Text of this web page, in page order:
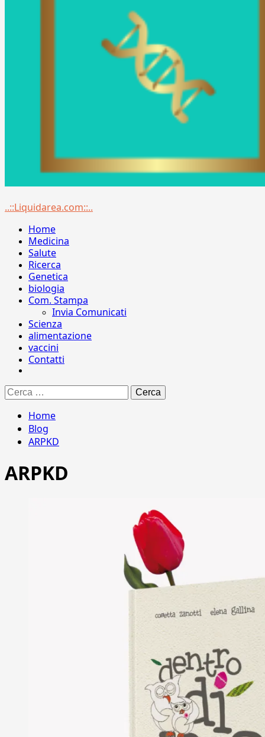
Menu
..::Liquidarea.com::..
Home
Medicina
Salute
Ricerca
Genetica
biologia
Com. Stampa
Invia Comunicati
Scienza
alimentazione
vaccini
Contatti
Ricerca
per:
Home
Blog
ARPKD
ARPKD